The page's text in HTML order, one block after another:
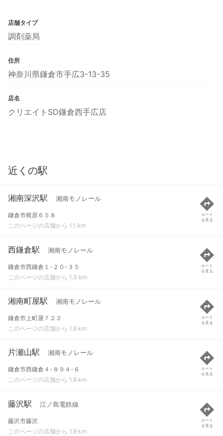
店舗タイプ
調剤薬局
住所
神奈川県鎌倉市手広3-13-35
店名
クリエイトSD鎌倉西手広店
近くの駅
湘南深沢駅 湘南モノレール
鎌倉市梶原６５８
このページの店舗から 1.1 km
ルート
を見る
西鎌倉駅 湘南モノレール
鎌倉市西鎌倉１-２０-３５
このページの店舗から 1.3 km
ルート
を見る
湘南町屋駅 湘南モノレール
鎌倉市上町屋７２２
このページの店舗から 1.6 km
ルート
を見る
片瀬山駅 湘南モノレール
鎌倉市西鎌倉４-８９４-６
このページの店舗から 1.8 km
ルート
を見る
藤沢駅 江ノ島電鉄線
藤沢市藤沢
このページの店舗から 1.9 km
ルート
を見る